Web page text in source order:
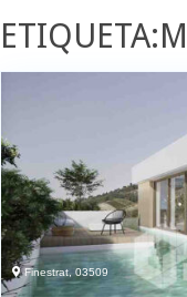
Tour
Finestrat, 03509